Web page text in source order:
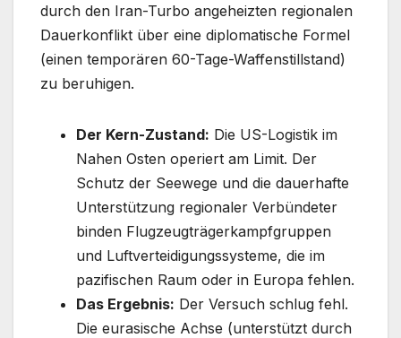
durch den Iran-Turbo angeheizten regionalen
Dauerkonflikt über eine diplomatische Formel
(einen temporären 60-Tage-Waffenstillstand)
zu beruhigen.
Der Kern-Zustand: Die US-Logistik im
Nahen Osten operiert am Limit. Der
Schutz der Seewege und die dauerhafte
Unterstützung regionaler Verbündeter
binden Flugzeugträgerkampfgruppen
und Luftverteidigungssysteme, die im
pazifischen Raum oder in Europa fehlen.
Das Ergebnis: Der Versuch schlug fehl.
Die eurasische Achse (unterstützt durch